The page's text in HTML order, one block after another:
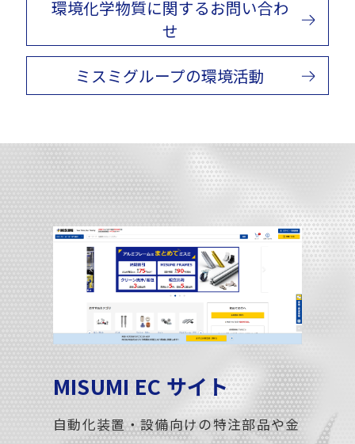
環境化学物質に関するお問い合わ
せ
ミスミグループの環境活動
MISUMI EC サイト
自動化装置・設備向けの特注部品や金